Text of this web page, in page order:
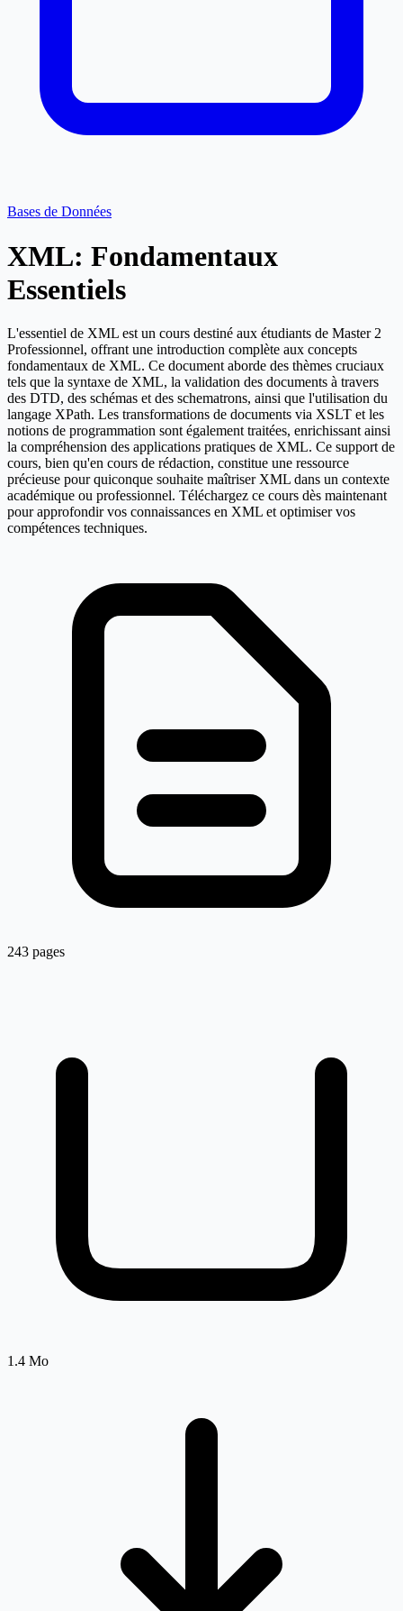
Bases de Données
XML: Fondamentaux
Essentiels
L'essentiel de XML est un cours destiné aux étudiants de Master 2
Professionnel, offrant une introduction complète aux concepts
fondamentaux de XML. Ce document aborde des thèmes cruciaux
tels que la syntaxe de XML, la validation des documents à travers
des DTD, des schémas et des schematrons, ainsi que l'utilisation du
langage XPath. Les transformations de documents via XSLT et les
notions de programmation sont également traitées, enrichissant ainsi
la compréhension des applications pratiques de XML. Ce support de
cours, bien qu'en cours de rédaction, constitue une ressource
précieuse pour quiconque souhaite maîtriser XML dans un contexte
académique ou professionnel. Téléchargez ce cours dès maintenant
pour approfondir vos connaissances en XML et optimiser vos
compétences techniques.
243 pages
1.4 Mo